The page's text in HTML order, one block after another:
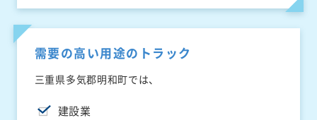
需要の高い用途のトラック
三重県多気郡明和町では、
建設業